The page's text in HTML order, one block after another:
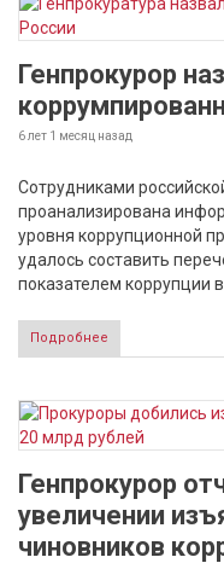
Генпрокурор
6 лет 1 месяц назад
Сотрудниками
проанализирована
уровня коррупционной
удалось составить
показателем коррупции в
Подробнее
Генпрокурор
увеличении
чиновников